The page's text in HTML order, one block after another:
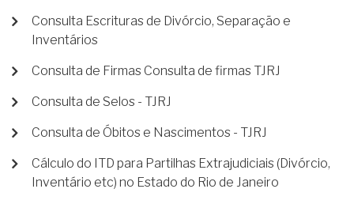
Consulta Escrituras de Divórcio, Separação e
Inventários
Consulta de Firmas Consulta de firmas TJRJ
Consulta de Selos - TJRJ
Consulta de Óbitos e Nascimentos - TJRJ
Cálculo do ITD para Partilhas Extrajudiciais (Divórcio,
Inventário etc) no Estado do Rio de Janeiro